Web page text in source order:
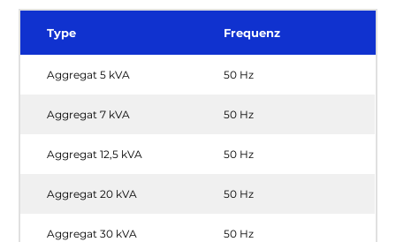
Type Frequenz
Aggregat 5 kVA 50 Hz
Aggregat 7 kVA 50 Hz
Aggregat 12,5 kVA 50 Hz
Aggregat 20 kVA 50 Hz
Aggregat 30 kVA 50 Hz